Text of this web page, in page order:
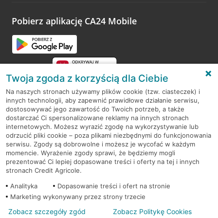
opinie.
Pobierz aplikację CA24 Mobile
RODO
Regulamin serwisu
Mapa serwisu
PolitykaCookies
© 2026 Credit Agricole Bank Polska S.A. Wszelkie prawa zastrzeżone
Twoja zgoda z korzyścią dla Ciebie
Na naszych stronach używamy plików cookie (tzw. ciasteczek) i
innych technologii, aby zapewnić prawidłowe działanie serwisu,
dostosowywać jego zawartość do Twoich potrzeb, a także
dostarczać Ci spersonalizowane reklamy na innych stronach
internetowych. Możesz wyrazić zgodę na wykorzystywanie lub
odrzucić pliki cookie – poza plikami niezbędnymi do funkcjonowania
serwisu. Zgody są dobrowolne i możesz je wycofać w każdym
momencie. Wyrażenie zgody sprawi, że będziemy mogli
prezentować Ci lepiej dopasowane treści i oferty na tej i innych
stronach Credit Agricole.
Analityka
Dopasowanie treści i ofert na stronie
Marketing wykonywany przez strony trzecie
Zobacz szczegóły zgód Zobacz Politykę Cookies